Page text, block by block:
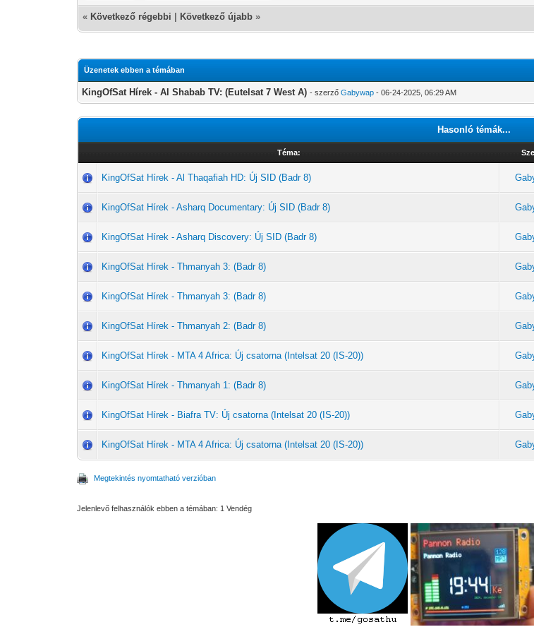
« Következő régebbi Következő újabb »
Üzenetek ebben a témában
KingOfSat Hírek - Al Shabab TV: (Eutelsat 7 West A) - szerzőGabywap - 06-24-2025, 06:29 AM
Hasonló témák...
Téma:
KingOfSat Hírek - Al Thaqafiah HD: Új SID (Badr 8)
KingOfSat Hírek - Asharq Documentary: Új SID (Badr 8)
KingOfSat Hírek - Asharq Discovery: Új SID (Badr 8)
KingOfSat Hírek - Thmanyah 3: (Badr 8)
KingOfSat Hírek - Thmanyah 3: (Badr 8)
KingOfSat Hírek - Thmanyah 2: (Badr 8)
KingOfSat Hírek - MTA 4 Africa: Új csatorna (Intelsat 20 (IS-20))
KingOfSat Hírek - Thmanyah 1: (Badr 8)
KingOfSat Hírek - Biafra TV: Új csatorna (Intelsat 20 (IS-20))
KingOfSat Hírek - MTA 4 Africa: Új csatorna (Intelsat 20 (IS-20))
Megtekintés nyomtatható verzióban
Jelenlevő felhasználók ebben a témában: 1 Vendég